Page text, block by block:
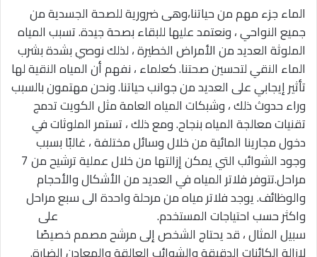
الماء جزء مهم من حياتنا،وهى ضرورية للصحة الجسدية من
جميع النواحي ، ونعتمد عليها للبقاء بصحة جيدة. تسبب المياه
الملوثة العديد من الأمراض الخطيرة ، لذلك نوصي بشدة بشرب
الماء النقي لتحسين صحتنا. كعلماء ، نفهم أن المياه النقية لها
تأثير إيجابي على العديد من جوانب حياتنا. ونحن مهتمون بالسبب
وراء حدوث ذلك ، وشبكات المياه العامة مثل الكويت تدمج
تقنيات معالجة المياه بنجاح. ومع ذلك ، تستمر الملوثات في
دخول مجارينا المائية من خلال وسائل مختلفة ، غالبًا بسبب
وجود الشوائب التي يمكن إزالتها من خلال عملية ترشيح من 7
مراحل.تتوفر فلاتر المياه في العديد من الأشكال والأحجام
والوظائف. يوجد فلاتر مياه من مرحلة واحدة الى سبع مراحل
واكثر حسب احتياجات المستخدم. على
سبيل المثال ، قد يحتاج الشخص إلى مرشح مصمم خصيصًا